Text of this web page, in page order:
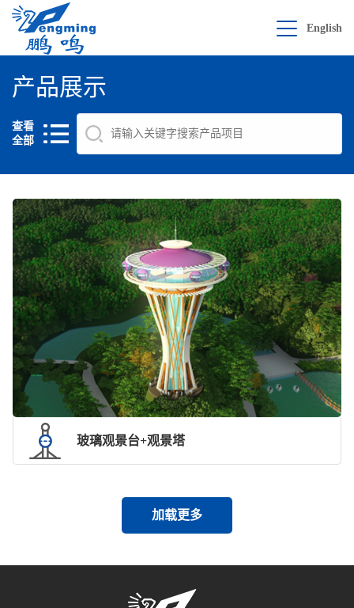
English
产品展示
查看
全部
玻璃观景台+观景塔
加载更多